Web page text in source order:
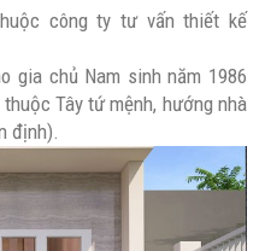
công ty tư vấn thiết kế
gia chủ Nam sinh năm 1986
Tây tứ mệnh, hướng nhà
định).